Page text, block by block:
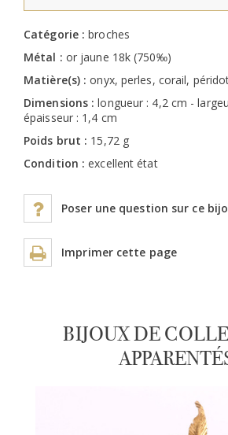
Catégorie :broches
Métal : or jaune 18k (750‰)
Matière(s) :onyx, perles, corail,
Dimensions :longueur : 4,2 cm -
épaisseur : 1,4 cm
Poids brut : 15,72 g
Condition :excellent état
Poser une question sur ce
Imprimer cette page
BIJOUX DE